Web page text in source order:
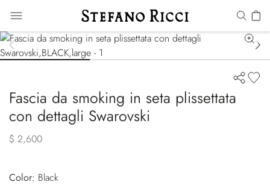
Fascia da smoking in seta plissettata
con dettagli Swarovski
$ 2,600
Color:
black